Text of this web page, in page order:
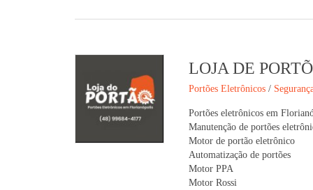
LOJA DE
Portões Eletrônicos /
Portões eletrônicos em
Manutenção de portões
Motor de portão eletrônico
Automatização de portões
Motor PPA
Motor Rossi